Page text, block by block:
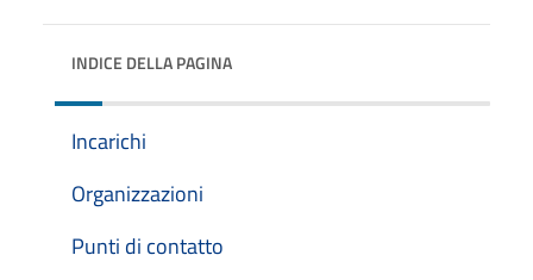
INDICE DELLA PAGINA
Incarichi
Organizzazioni
Punti di contatto